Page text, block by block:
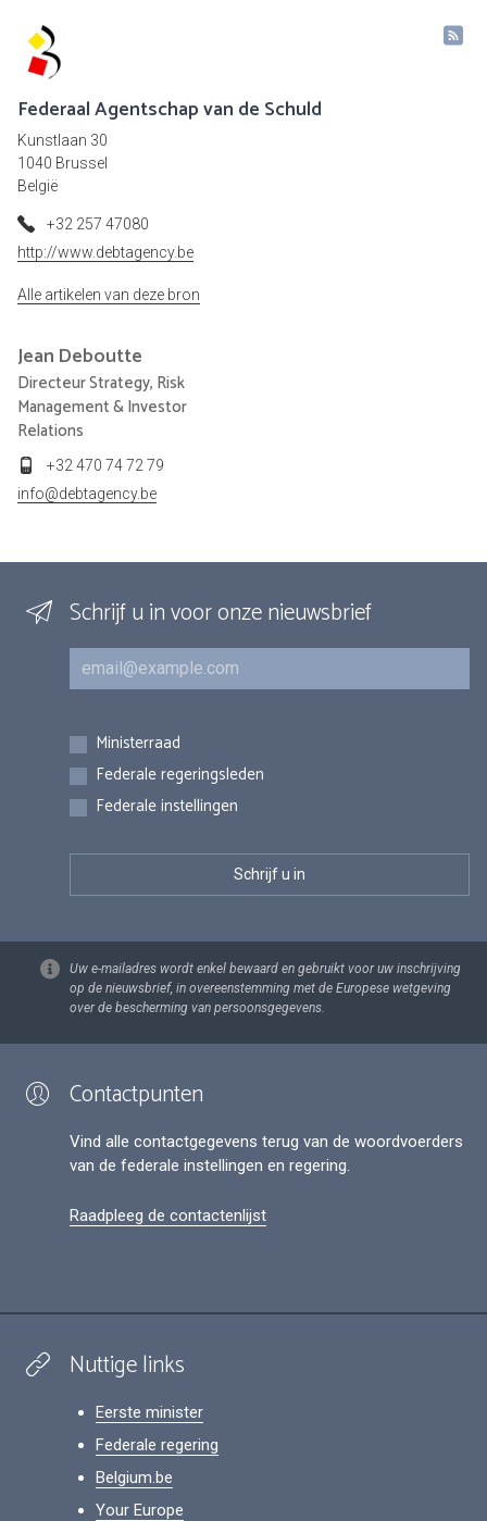
Federaal Agentschap van de Schuld
Kunstlaan 30
1040 Brussel
België
+32 257 47080
http://www.debtagency.be
Alle artikelen van deze bron
Jean Deboutte
Directeur Strategy, Risk
Management & Investor
Relations
+32 470 74 72 79
info@debtagency.be
Schrijf u in voor onze nieuwsbrief
E-mail
Inschrijvingen
Ministerraad
Federale regeringsleden
Federale instellingen
Uw e-mailadres wordt enkel bewaard en gebruikt voor uw inschrijving
op de nieuwsbrief, in overeenstemming met de Europese wetgeving
over de bescherming van persoonsgegevens.
Contactpunten
Vind alle contactgegevens terug van de woordvoerders
van de federale instellingen en regering.
Raadpleeg de contactenlijst
Nuttige links
Eerste minister
Federale regering
Belgium.be
Your Europe